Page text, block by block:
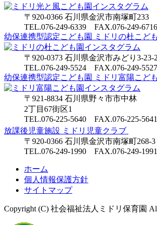
ゲ
シ
ン
〒920-0366 石川県金沢市南塚町233
TEL.076-249-6339 FAX.076-249-6716
幼保連携型認定こども園
ミドリの杜こど
〒920-0373 石川県金沢市みどり3-
TEL.076-249-5524 FAX.076-249-5527
幼保連携型認定こども園
ミドリ富陽こど
〒921-8834 石川県野々市市中林
2丁目67街区1
TEL.076-225-5640 FAX.076-225-5641
放課後児童施設 ミドリ児童クラブ
〒920-0366 石川県金沢市南塚町268-
TEL.076-249-1990 FAX.076-249-1991
ホーム
個人情報保護方針
サイトマップ
Copyright (C) 社会福祉法人ミドリ保育園 All